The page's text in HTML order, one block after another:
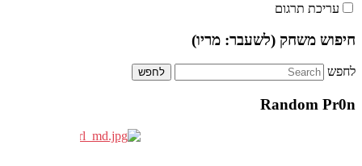
עריכת תרגום
חיפוש משחק (לשעבר: מריו)
לחפש
Random Pr0n